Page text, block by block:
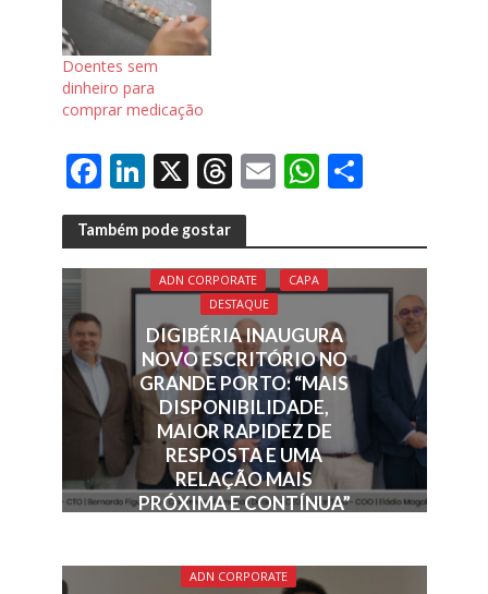
Doentes sem
dinheiro para
comprar medicação
F
ac
e
b
o
o
k
Li
n
k
e
dI
n
X T
h
re
a
d
s
E
ai
l
W
at
s
A
p
p
S
ar
e
Também pode gostar
ADN CORPORATE
CAPA
DESTAQUE
DIGIBÉRIA INAUGURA
NOVO ESCRITÓRIO NO
GRANDE PORTO: “MAIS
DISPONIBILIDADE,
MAIOR RAPIDEZ DE
RESPOSTA E UMA
RELAÇÃO MAIS
PRÓXIMA E CONTÍNUA”
ADN CORPORATE